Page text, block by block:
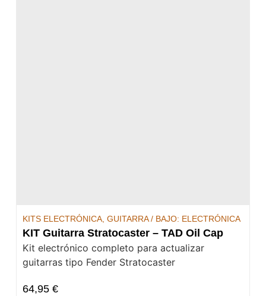
KITS ELECTRÓNICA, GUITARRA / BAJO: ELECTRÓNICA
KIT Guitarra Stratocaster – TAD Oil Cap
Kit electrónico completo para actualizar
guitarras tipo Fender Stratocaster
64,95 €